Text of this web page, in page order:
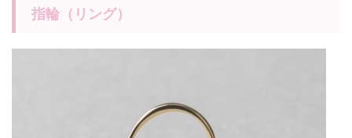
指輪（リング）